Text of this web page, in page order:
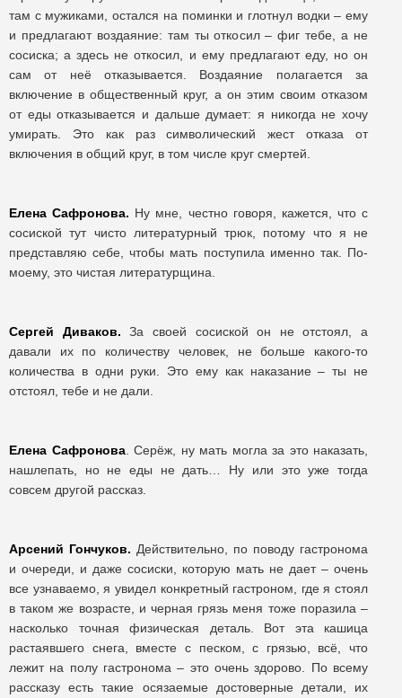
там с мужиками, остался на поминки и глотнул водки – ему
и предлагают воздаяние: там ты откосил – фиг тебе, а не
сосиска; а здесь не откосил, и ему предлагают еду, но он
сам от неё отказывается. Воздаяние полагается за
включение в общественный круг, а он этим своим отказом
от еды отказывается и дальше думает: я никогда не хочу
умирать. Это как раз символический жест отказа от
включения в общий круг, в том числе круг смертей.
Елена Сафронова. Ну мне, честно говоря, кажется, что с
сосиской тут чисто литературный трюк, потому что я не
представляю себе, чтобы мать поступила именно так. По-
моему, это чистая литературщина.
Сергей Диваков.За своей сосиской он не отстоял, а
давали их по количеству человек, не больше какого-то
количества в одни руки. Это ему как наказание – ты не
отстоял, тебе и не дали.
Елена Сафронова. Серёж, ну мать могла за это наказать,
нашлепать, но не еды не дать… Ну или это уже тогда
совсем другой рассказ.
Арсений Гончуков. Действительно, по поводу гастронома
и очереди, и даже сосиски, которую мать не дает – очень
все узнаваемо, я увидел конкретный гастроном, где я стоял
в таком же возрасте, и черная грязь меня тоже поразила –
насколько точная физическая деталь. Вот эта кашица
растаявшего снега, вместе с песком, с грязью, всё, что
лежит на полу гастронома – это очень здорово. По всему
рассказу есть такие осязаемые достоверные детали, их